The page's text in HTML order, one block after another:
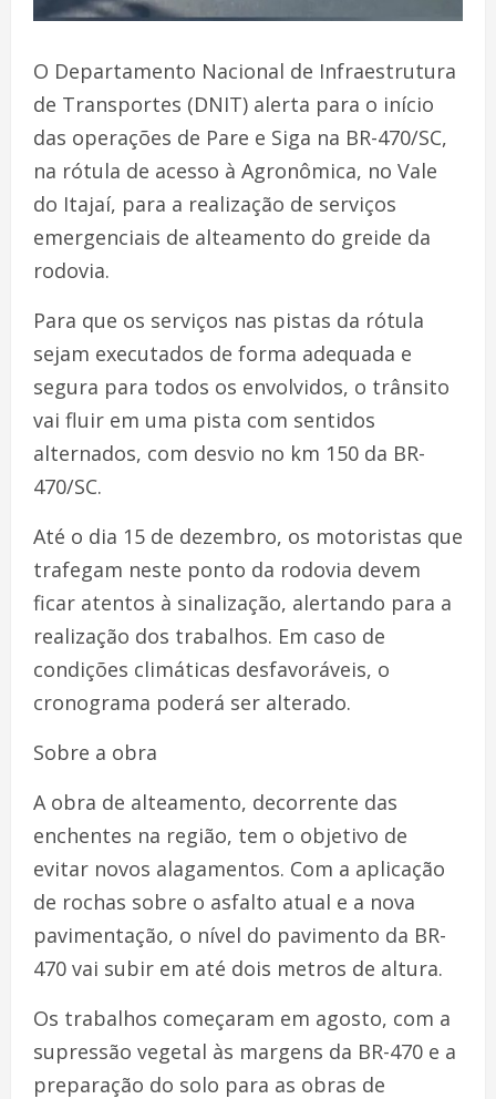
O Departamento Nacional de Infraestrutura
de Transportes (DNIT) alerta para o início
das operações de Pare e Siga na BR-470/SC,
na rótula de acesso à Agronômica, no Vale
do Itajaí, para a realização de serviços
emergenciais de alteamento do greide da
rodovia.
Para que os serviços nas pistas da rótula
sejam executados de forma adequada e
segura para todos os envolvidos, o trânsito
vai fluir em uma pista com sentidos
alternados, com desvio no km 150 da BR-
470/SC.
Até o dia 15 de dezembro, os motoristas que
trafegam neste ponto da rodovia devem
ficar atentos à sinalização, alertando para a
realização dos trabalhos. Em caso de
condições climáticas desfavoráveis, o
cronograma poderá ser alterado.
Sobre a obra
A obra de alteamento, decorrente das
enchentes na região, tem o objetivo de
evitar novos alagamentos. Com a aplicação
de rochas sobre o asfalto atual e a nova
pavimentação, o nível do pavimento da BR-
470 vai subir em até dois metros de altura.
Os trabalhos começaram em agosto, com a
supressão vegetal às margens da BR-470 e a
preparação do solo para as obras de